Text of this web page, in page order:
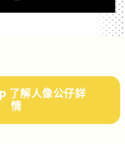
解人像公仔詳
情